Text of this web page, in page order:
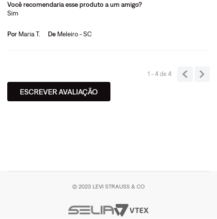
Você recomendaria esse produto a um amigo?
Sim
Por Maria T. De Meleiro - SC
1 - 4de 4
ESCREVER AVALIAÇÃO
© 2023 LEVI STRAUSS & CO